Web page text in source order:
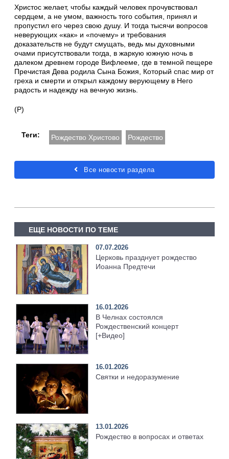
Христос желает, чтобы каждый человек прочувствовал
сердцем, а не умом, важность того события, принял и
пропустил его через свою душу. И тогда тысячи вопросов
неверующих «как» и «почему» и требования
доказательств не будут смущать, ведь мы духовными
очами присутствовали тогда, в жаркую южную ночь в
далеком древнем городе Вифлееме, где в темной пещере
Пречистая Дева родила Сына Божия, Который спас мир от
греха и смерти и открыл каждому верующему в Него
радость и надежду на вечную жизнь.
(Р)
Теги: Рождество Христово Рождество
Все новости раздела
ЕЩЕ НОВОСТИ ПО ТЕМЕ
07.07.2026
Церковь празднует рождество
Иоанна Предтечи
16.01.2026
В Челнах состоялся
Рождественский концерт
[+Видео]
16.01.2026
Святки и недоразумение
13.01.2026
Рождество в вопросах и ответах